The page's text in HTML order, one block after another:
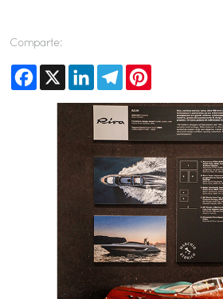
Comparte:
Facebook
X LinkedInTelegram